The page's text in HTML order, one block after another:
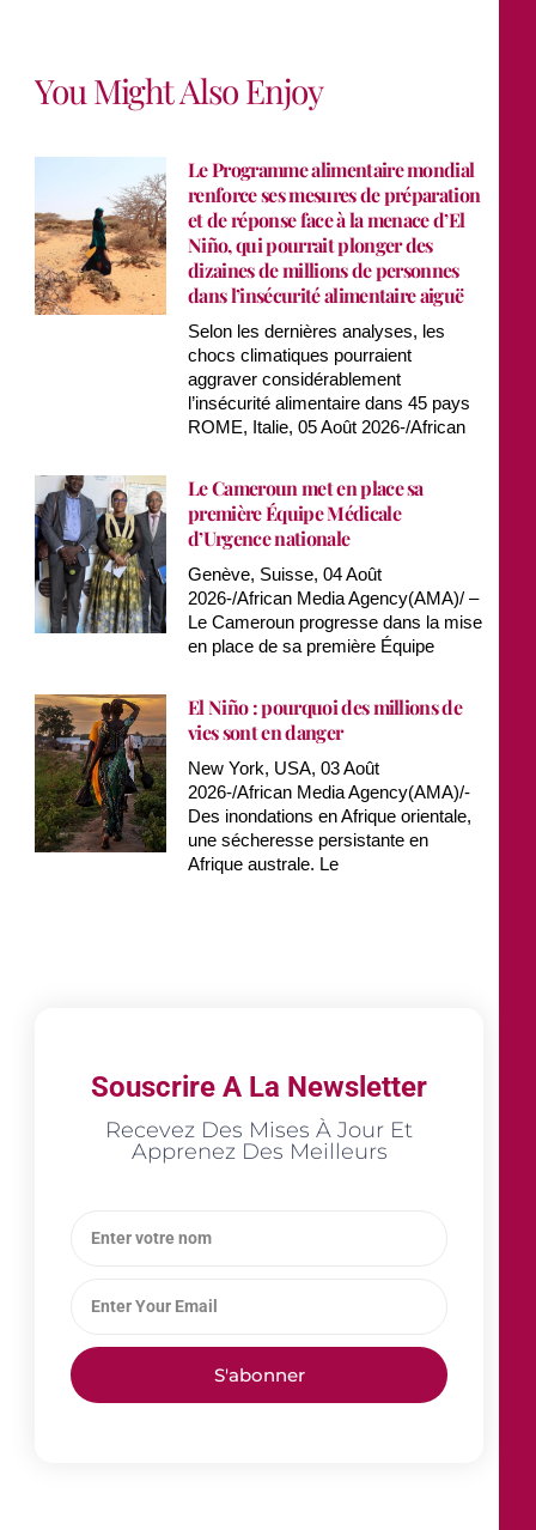
You Might Also Enjoy
Le Programme alimentaire mondial
renforce ses mesures de préparation
et de réponse face à la menace d’El
Niño, qui pourrait plonger des
dizaines de millions de personnes
dans l’insécurité alimentaire aiguë
Selon les dernières analyses, les
chocs climatiques pourraient
aggraver considérablement
l’insécurité alimentaire dans 45 pays
ROME, Italie, 05 Août 2026-/African
Le Cameroun met en place sa
première Équipe Médicale
d’Urgence nationale
Genève, Suisse, 04 Août
2026-/African Media Agency(AMA)/ –
Le Cameroun progresse dans la mise
en place de sa première Équipe
El Niño : pourquoi des millions de
vies sont en danger
New York, USA, 03 Août
2026-/African Media Agency(AMA)/-
Des inondations en Afrique orientale,
une sécheresse persistante en
Afrique australe. Le
Souscrire A La Newsletter
Recevez Des Mises À Jour Et
Apprenez Des Meilleurs
S'abonner